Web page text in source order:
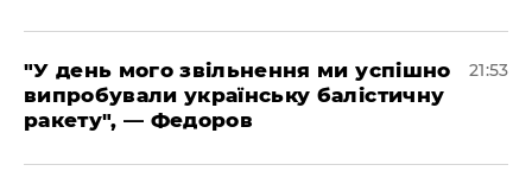
​"У день мого звільнення ми успішно
випробували українську балістичну
ракету", — Федоров
21:53